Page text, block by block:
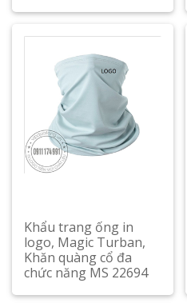
Xem chi tiết
Khẩu trang ống in
logo, Magic Turban,
Khăn quàng cổ đa
chức năng MS 22694
Xem chi tiết